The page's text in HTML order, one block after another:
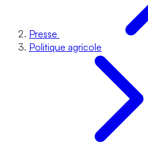
Presse
Politique agricole